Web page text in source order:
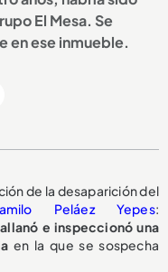
El Mesa. Se
en ese inmueble.
de la desaparición del
Peláez Yepes:
e inspeccionó una
en la que se sospecha